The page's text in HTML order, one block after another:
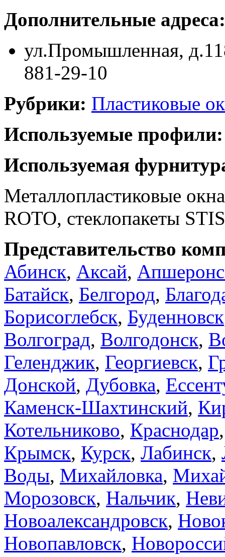
Дополнительные адреса:
ул.Промышленная,
881-29-10
Рубрики: Пластиковые
Используемые профили:
Используемая
Металлопластиковые
ROTO, стеклопакеты
Представительство
Абинск, Аксай,
Батайск, Белгород,
Борисоглебск, Буденновск
Волгоград, Волгодонск,
Геленджик, Георгиевск,
Донской, Дубовка,
Каменск-Шахтинский,
Котельниково, Краснодар
Крымск, Курск, Лабинск,
Воды, Михайловка,
Морозовск, Нальчик,
Новоалександровск,
Новопавловск,